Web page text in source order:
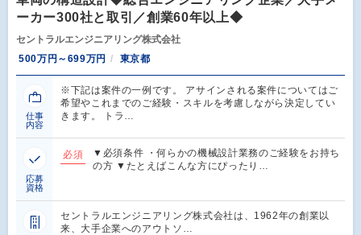
ーカー300社と取引／創業60年以上◆
セントラルエンジニアリング株式会社
500万円～699万円
東京都
仕事
内容
※下記は案件の一例です。 アサインされる案件についてはご
希望やこれまでのご経験・スキルを考慮しながら決定してい
きます。 トラ…
応募
資格
必須
▼必須条件 ・何らかの機械設計業務のご経験をお持ち
の方 ▼たとえばこんな方にぴったり…
セントラルエンジニアリング株式会社は、1962年の創業以
来、大手企業へのアウトソ…